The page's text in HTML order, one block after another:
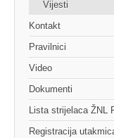
Vijesti
Kontakt
Pravilnici
Video
Dokumenti
Lista strijelaca ŽNL
Registracija